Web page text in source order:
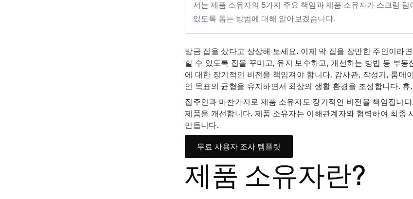
서는 제품 소유자의 5가지 주요 책임과 제품 소유자가 스크럼 팀
있도록 돕는 방법에 대해 알아보겠습니다.
방금 집을 샀다고 상상해 보세요. 이제 막 집을 장만한 주인이라
할 수 있도록 집을 꾸미고, 유지 보수하고, 개선하는 방법 등 부동
에 대한 장기적인 비전을 책임져야 합니다. 감사관, 작성기, 룸메
인 목표의 균형을 유지하면서 최상의 생활 환경을 조성합니다. 휴.
집주인과 마찬가지로 제품 소유자도 장기적인 비전을 책임집니
제품을 개선합니다. 제품 소유자는 이해관계자와 협력하여 최종
만듭니다.
무료 사용자 조사 템플릿
제품 소유자란?